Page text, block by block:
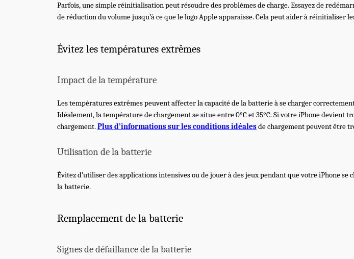
Parfois, une simple réinitialisation peut résoudre des problèmes de charge. Essayez de
de réduction du volume jusqu’à ce que le logo Apple apparaisse. Cela peut aider à réinitialiser
Évitez les températures extrêmes
Impact de la température
Les températures extrêmes peuvent affecter la capacité de la batterie à se charger
Idéalement, la température de chargement se situe entre 0°C et 35°C. Si votre iPhone
chargement.Plus d’informations sur les conditions idéalesde chargement peuvent être
Utilisation de la batterie
Évitez d’utiliser des applications intensives ou de jouer à des jeux pendant que votre iPhone
la batterie.
Remplacement de la batterie
Signes de défaillance de la batterie